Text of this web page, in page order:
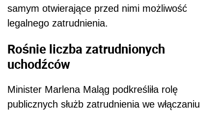
samym otwierające przed nimi możliwość
legalnego zatrudnienia.
Rośnie liczba zatrudnionych
uchodźców
Minister Marlena Maląg podkreśliła rolę
publicznych służb zatrudnienia we włączaniu